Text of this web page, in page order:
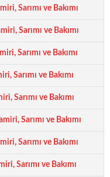
Sarımı ve Bakımı
Sarımı ve Bakımı
Sarımı ve Bakımı
Sarımı ve Bakımı
Sarımı ve Bakımı
Sarımı ve Bakımı
Sarımı ve Bakımı
Sarımı ve Bakımı